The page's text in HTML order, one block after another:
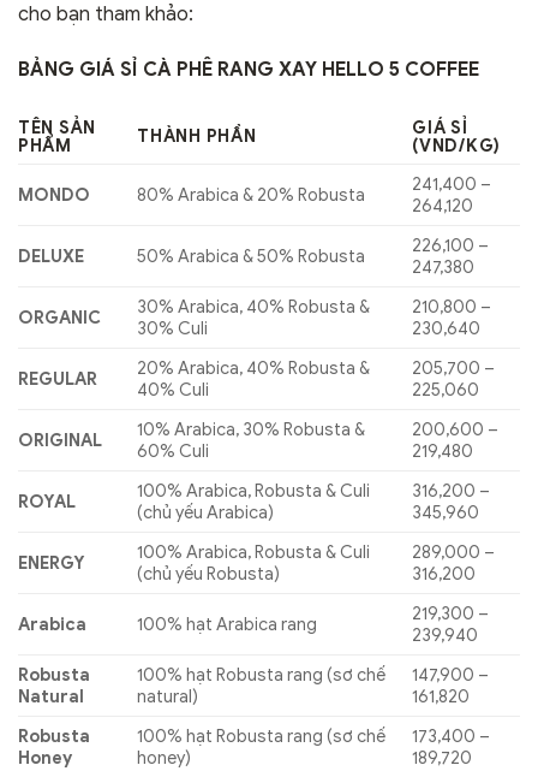
cho bạn tham khảo:
BẢNG GIÁ SỈ CÀ PHÊ RANG XAY HELLO 5 COFFEE
TÊN SẢN
PHẨM
THÀNH PHẦN
GIÁ SỈ
(VND/KG)
MONDO 80% Arabica & 20% Robusta
241,400 –
264,120
DELUXE 50% Arabica & 50% Robusta
226,100 –
247,380
ORGANIC
30% Arabica, 40% Robusta &
30% Culi
210,800 –
230,640
REGULAR
20% Arabica, 40% Robusta &
40% Culi
205,700 –
225,060
ORIGINAL
10% Arabica, 30% Robusta &
60% Culi
200,600 –
219,480
ROYAL
100% Arabica, Robusta & Culi
(chủ yếu Arabica)
316,200 –
345,960
ENERGY
100% Arabica, Robusta & Culi
(chủ yếu Robusta)
289,000 –
316,200
Arabica 100% hạt Arabica rang
219,300 –
239,940
Robusta
Natural
100% hạt Robusta rang (sơ chế
natural)
147,900 –
161,820
Robusta
Honey
100% hạt Robusta rang (sơ chế
honey)
173,400 –
189,720